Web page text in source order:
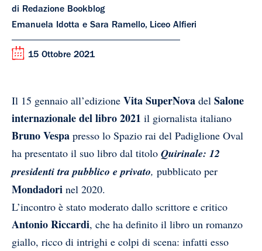
di Redazione Bookblog
Emanuela Idotta e Sara Ramello, Liceo Alfieri
15 Ottobre 2021
Il 15 gennaio all’edizione Vita SuperNova del Salone
internazionale del libro 2021 il giornalista italiano
Bruno Vespa presso lo Spazio rai del Padiglione Oval
ha presentato il suo libro dal titolo Quirinale: 12
presidenti tra pubblico e privato, pubblicato per
Mondadori nel 2020.
L’incontro è stato moderato dallo scrittore e critico
Antonio Riccardi, che ha definito il libro un romanzo
giallo, ricco di intrighi e colpi di scena: infatti esso